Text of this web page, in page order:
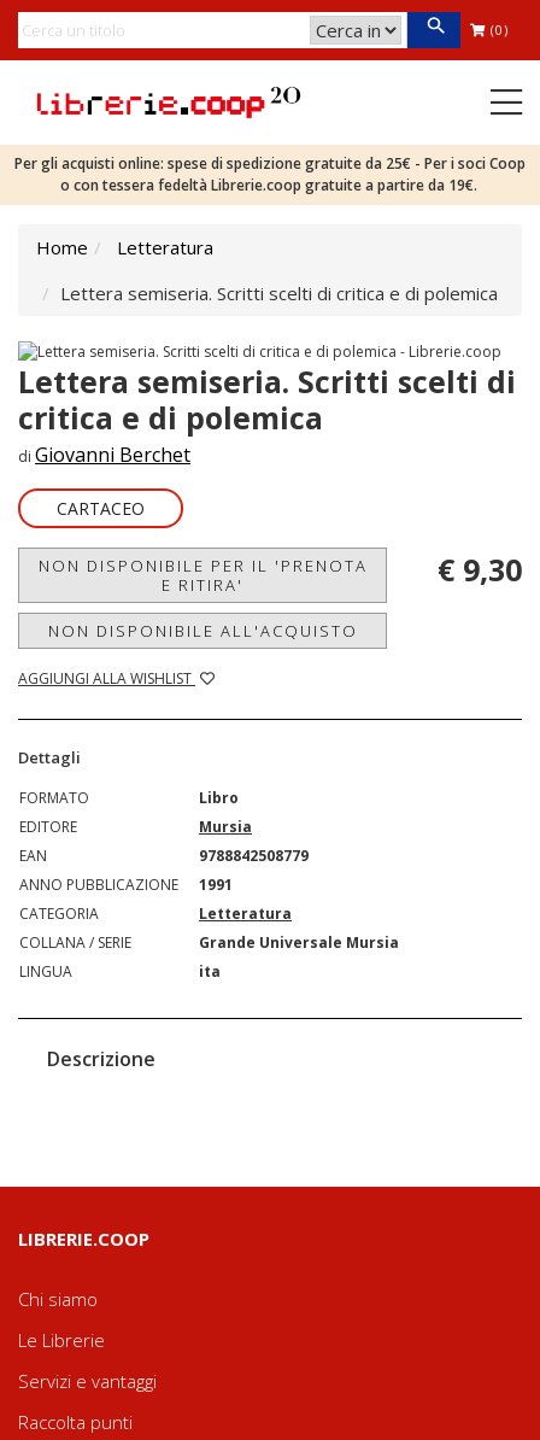
(0)
Per gli acquisti online: spese di spedizione gratuite da 25€ - Per i soci Coop
o con tessera fedeltà Librerie.coop gratuite a partire da 19€.
Home
Letteratura
Lettera semiseria. Scritti scelti di critica e di polemica
Lettera semiseria. Scritti scelti di
critica e di polemica
di Giovanni Berchet
CARTACEO
NON DISPONIBILE PER IL 'PRENOTA
E RITIRA'
NON DISPONIBILE ALL'ACQUISTO
AGGIUNGI ALLA WISHLIST
€ 9,30
Dettagli
FORMATO
Libro
EDITORE
Mursia
EAN
9788842508779
ANNO PUBBLICAZIONE
1991
CATEGORIA
Letteratura
COLLANA / SERIE
Grande Universale Mursia
LINGUA
ita
Descrizione
LIBRERIE.COOP
Chi siamo
Le Librerie
Servizi e vantaggi
Raccolta punti